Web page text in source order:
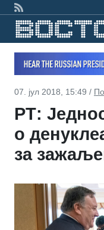
07. јул 2018, 15:49 /
РТ:
о
за